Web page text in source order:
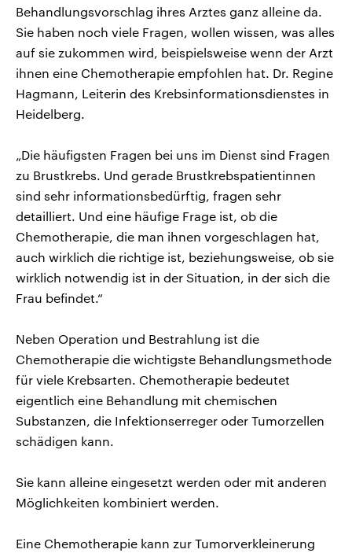
Behandlungsvorschlag ihres Arztes ganz alleine da.
Sie haben noch viele Fragen, wollen wissen, was alles
auf sie zukommen wird, beispielsweise wenn der Arzt
ihnen eine Chemotherapie empfohlen hat. Dr. Regine
Hagmann, Leiterin des Krebsinformationsdienstes in
Heidelberg.
„Die häufigsten Fragen bei uns im Dienst sind Fragen
zu Brustkrebs. Und gerade Brustkrebspatientinnen
sind sehr informationsbedürftig, fragen sehr
detailliert. Und eine häufige Frage ist, ob die
Chemotherapie, die man ihnen vorgeschlagen hat,
auch wirklich die richtige ist, beziehungsweise, ob sie
wirklich notwendig ist in der Situation, in der sich die
Frau befindet.“
Neben Operation und Bestrahlung ist die
Chemotherapie die wichtigste Behandlungsmethode
für viele Krebsarten. Chemotherapie bedeutet
eigentlich eine Behandlung mit chemischen
Substanzen, die Infektionserreger oder Tumorzellen
schädigen kann.
Sie kann alleine eingesetzt werden oder mit anderen
Möglichkeiten kombiniert werden.
Eine Chemotherapie kann zur Tumorverkleinerung